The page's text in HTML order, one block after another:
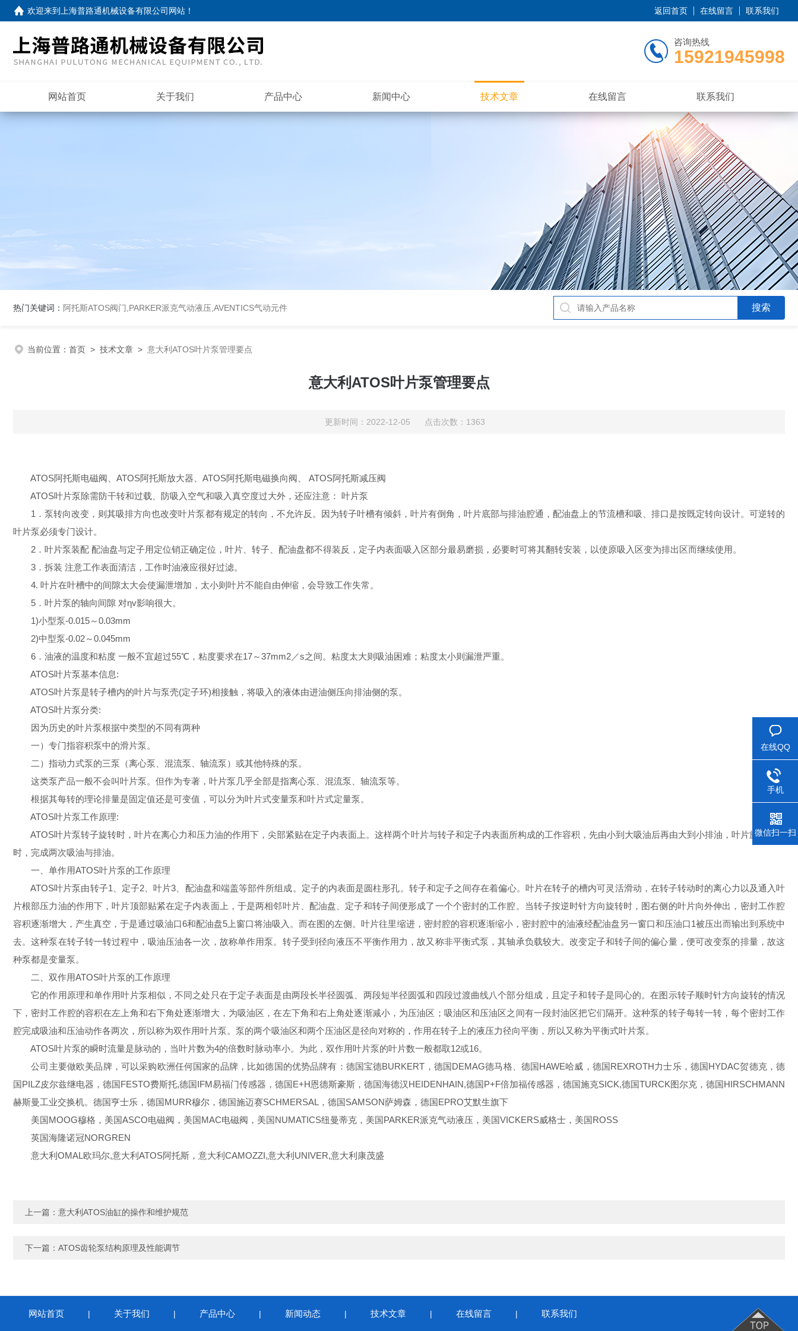
欢迎来到 上海普路通机械设备有限公司网站 ！ 返回首页 在线留言 联系我们
咨询热线
15921945998
网站首页 关于我们 产品中心 新闻中心 技术文章 在线留言 联系我们
热门关键词： 阿托斯ATOS阀门,PARKER派克气动液压,AVENTICS气动元件
当前位置： 首页 > 技术文章 > 意大利ATOS叶片泵管理要点
意大利ATOS叶片泵管理要点
更新时间：2022-12-05 点击次数：1363
ATOS阿托斯电磁阀、ATOS阿托斯放大器、ATOS阿托斯电磁换向阀、 ATOS阿托斯减压阀
ATOS叶片泵除需防干转和过载、防吸入空气和吸入真空度过大外，还应注意： 叶片泵
1．泵转向改变，则其吸排方向也改变叶片泵都有规定的转向，不允许反。因为转子叶槽有倾斜，叶片有倒角，叶片底部与排油腔通，配油盘上的节流槽和吸、排口是按既定转向设计。可逆转的
叶片泵必须专门设计。
2．叶片泵装配 配油盘与定子用定位销正确定位，叶片、转子、配油盘都不得装反，定子内表面吸入区部分最易磨损，必要时可将其翻转安装，以使原吸入区变为排出区而继续使用。
3．拆装 注意工作表面清洁，工作时油液应很好过滤。
4. 叶片在叶槽中的间隙太大会使漏泄增加，太小则叶片不能自由伸缩，会导致工作失常。
5．叶片泵的轴向间隙 对ηv影响很大。
1)小型泵-0.015～0.03mm
2)中型泵-0.02～0.045mm
6．油液的温度和粘度 一般不宜超过55℃，粘度要求在17～37mm2／s之间。粘度太大则吸油困难；粘度太小则漏泄严重。
ATOS叶片泵基本信息:
ATOS叶片泵是转子槽内的叶片与泵壳(定子环)相接触，将吸入的液体由进油侧压向排油侧的泵。
ATOS叶片泵分类:
因为历史的叶片泵根据中类型的不同有两种
一）专门指容积泵中的滑片泵。
二）指动力式泵的三泵（离心泵、混流泵、轴流泵）或其他特殊的泵。
这类泵产品一般不会叫叶片泵。但作为专著，叶片泵几乎全部是指离心泵、混流泵、轴流泵等。
根据其每转的理论排量是固定值还是可变值，可以分为叶片式变量泵和叶片式定量泵。
ATOS叶片泵工作原理:
ATOS叶片泵转子旋转时，叶片在离心力和压力油的作用下，尖部紧贴在定子内表面上。这样两个叶片与转子和定子内表面所构成的工作容积，先由小到大吸油后再由大到小排油，叶片旋转一周
时，完成两次吸油与排油。
一、单作用ATOS叶片泵的工作原理
ATOS叶片泵由转子1、定子2、叶片3、配油盘和端盖等部件所组成。定子的内表面是圆柱形孔。转子和定子之间存在着偏心。叶片在转子的槽内可灵活滑动，在转子转动时的离心力以及通入叶
片根部压力油的作用下，叶片顶部贴紧在定子内表面上，于是两相邻叶片、配油盘、定子和转子间便形成了一个个密封的工作腔。当转子按逆时针方向旋转时，图右侧的叶片向外伸出，密封工作腔
容积逐渐增大，产生真空，于是通过吸油口6和配油盘5上窗口将油吸入。而在图的左侧。叶片往里缩进，密封腔的容积逐渐缩小，密封腔中的油液经配油盘另一窗口和压油口1被压出而输出到系统中
去。这种泵在转子转一转过程中，吸油压油各一次，故称单作用泵。转子受到径向液压不平衡作用力，故又称非平衡式泵，其轴承负载较大。改变定子和转子间的偏心量，便可改变泵的排量，故这
种泵都是变量泵。
二、双作用ATOS叶片泵的工作原理
它的作用原理和单作用叶片泵相似，不同之处只在于定子表面是由两段长半径圆弧、两段短半径圆弧和四段过渡曲线八个部分组成，且定子和转子是同心的。在图示转子顺时针方向旋转的情况
下，密封工作腔的容积在左上角和右下角处逐渐增大，为吸油区，在左下角和右上角处逐渐减小，为压油区；吸油区和压油区之间有一段封油区把它们隔开。这种泵的转子每转一转，每个密封工作
腔完成吸油和压油动作各两次，所以称为双作用叶片泵。泵的两个吸油区和两个压油区是径向对称的，作用在转子上的液压力径向平衡，所以又称为平衡式叶片泵。
ATOS叶片泵的瞬时流量是脉动的，当叶片数为4的倍数时脉动率小。为此，双作用叶片泵的叶片数一般都取12或16。
公司主要做欧美品牌，可以采购欧洲任何国家的品牌，比如德国的优势品牌有：德国宝德BURKERT，德国DEMAG德马格、德国HAWE哈威，德国REXROTH力士乐，德国HYDAC贺德克，德
国PILZ皮尔兹继电器，德国FESTO费斯托,德国IFM易福门传感器，德国E+H恩德斯豪斯，德国海德汉HEIDENHAIN,德国P+F倍加福传感器，德国施克SICK,德国TURCK图尔克，德国HIRSCHMANN
赫斯曼工业交换机。德国亨士乐，德国MURR穆尔，德国施迈赛SCHMERSAL，德国SAMSON萨姆森，德国EPRO艾默生旗下
美国MOOG穆格，美国ASCO电磁阀，美国MAC电磁阀，美国NUMATICS纽曼蒂克，美国PARKER派克气动液压，美国VICKERS威格士，美国ROSS
英国海隆诺冠NORGREN
意大利OMAL欧玛尔,意大利ATOS阿托斯，意大利CAMOZZI,意大利UNIVER,意大利康茂盛
上一篇： 意大利ATOS油缸的操作和维护规范
下一篇： ATOS齿轮泵结构原理及性能调节
网站首页 | 关于我们 | 产品中心 | 新闻动态 | 技术文章 | 在线留言 | 联系我们
在线QQ
手机
微信扫一扫